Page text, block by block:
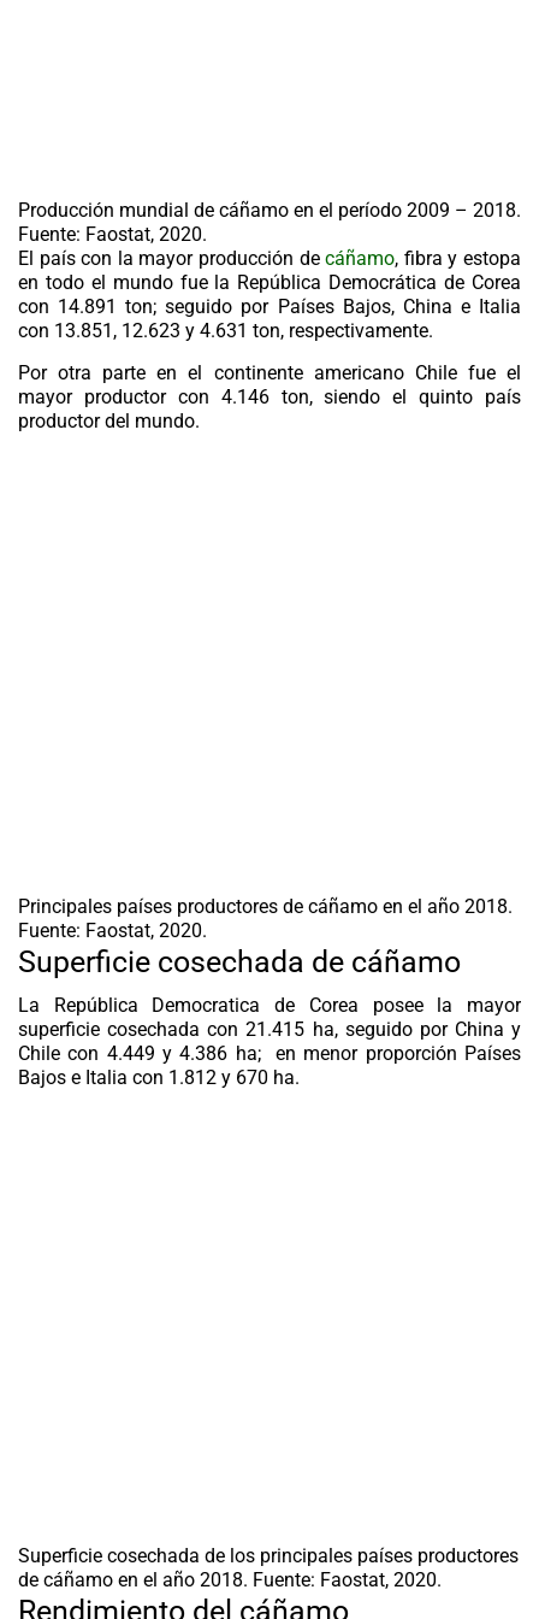
Producción mundial de cáñamo en el período 2009 – 2018.
Fuente: Faostat, 2020.
El país con la mayor producción decáñamo, fibra y estopa
en todo el mundo fue la República Democrática de Corea
con 14.891 ton; seguido por Países Bajos, China e Italia
con 13.851, 12.623 y 4.631 ton, respectivamente.
Por otra parte en el continente americano Chile fue el
mayor productor con 4.146 ton, siendo el quinto país
productor del mundo.
Principales países productores de cáñamo en el año 2018.
Fuente: Faostat, 2020.
Superficie cosechada de cáñamo
La República Democratica de Corea posee la mayor
superficie cosechada con 21.415 ha, seguido por China y
Chile con 4.449 y 4.386 ha; en menor proporción Países
Bajos e Italia con 1.812 y 670 ha.
Superficie cosechada de los principales países productores
de cáñamo en el año 2018. Fuente: Faostat, 2020.
Rendimiento del cáñamo